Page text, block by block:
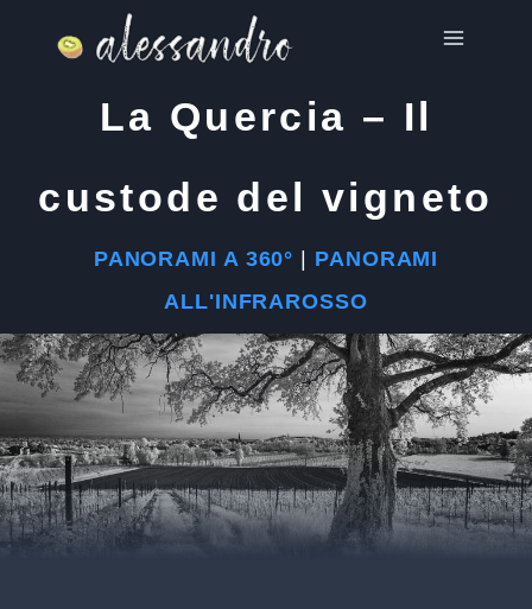
La Quercia – Il
custode del vigneto
PANORAMI A 360°
PANORAMI
ALL'INFRAROSSO